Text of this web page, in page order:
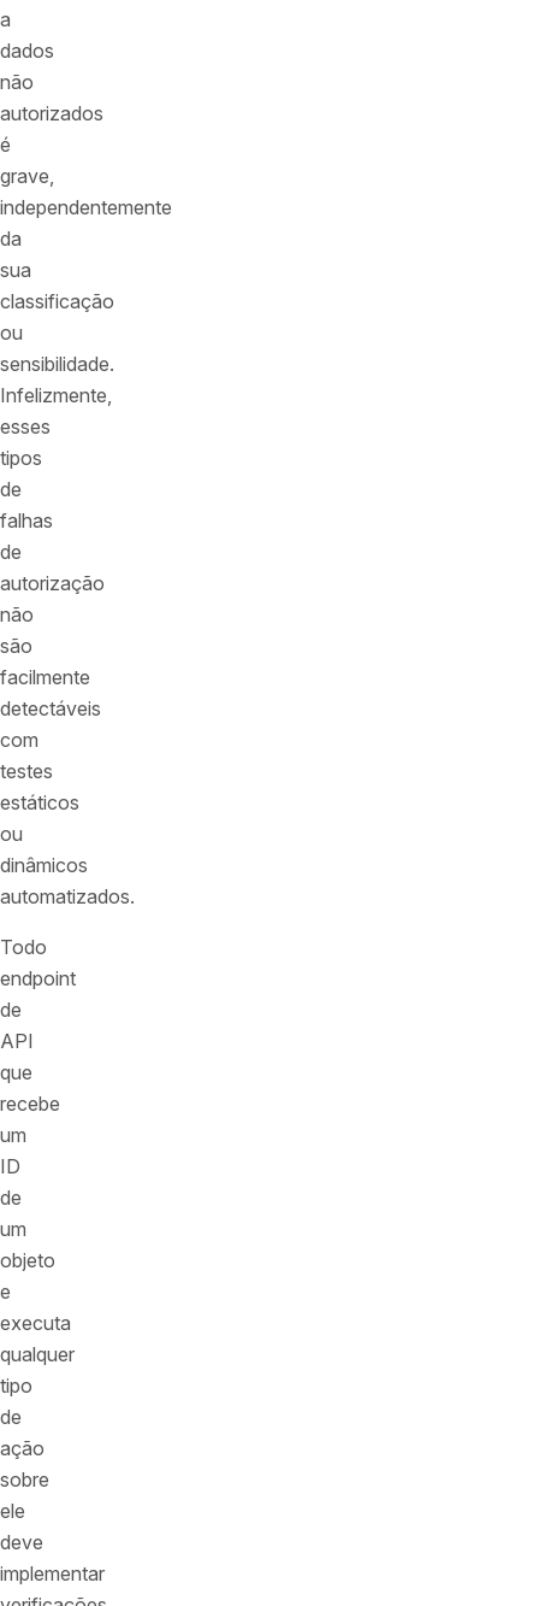
a
dados
não
autorizados
é
grave,
independentemente
da
sua
classificação
ou
sensibilidade.
Infelizmente,
esses
tipos
de
falhas
de
autorização
não
são
facilmente
detectáveis
com
testes
estáticos
ou
dinâmicos
automatizados.
Todo
endpoint
de
API
que
recebe
um
ID
de
um
objeto
e
executa
qualquer
tipo
de
ação
sobre
ele
deve
implementar